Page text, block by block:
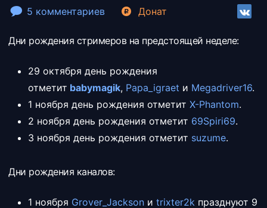
5 комментариев Донат
Дни рождения стримеров на предстоящей неделе:
29 октября день рождения
отметит babymagik, Papa_igraet и Megadriver16.
1 ноября день рождения отметит X-Phantom.
2 ноября день рождения отметит 69Spiri69.
3 ноября день рождения отметит suzume.
Дни рождения каналов:
1 ноября Grover_Jackson и trixter2k празднуют 9